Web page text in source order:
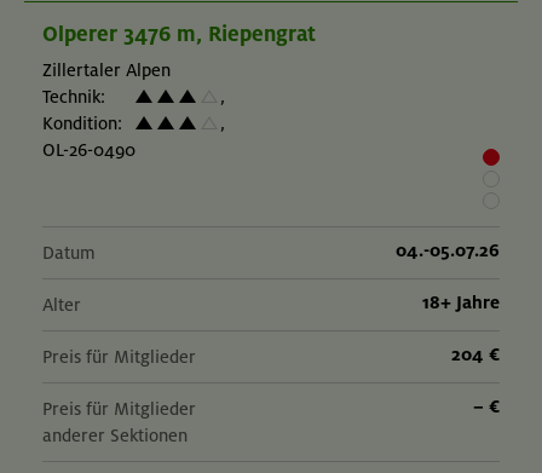
Olperer 3476 m, Riepengrat
Zillertaler Alpen
Technik:
,
Kondition:
,
OL-26-0490
Datum 04.-05.07.26
Alter 18+ Jahre
Preis für Mitglieder 204 €
Preis für Mitglieder
anderer Sektionen
– €